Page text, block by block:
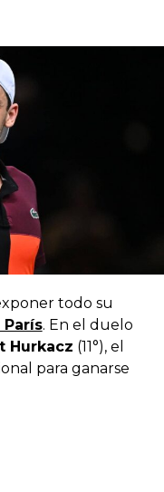
todo su
París. En el duelo
Hurkacz (11°), el
para ganarse